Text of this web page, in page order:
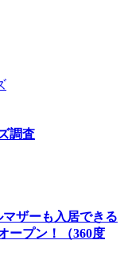
調査
ザーも入居できる
ープン！（360度